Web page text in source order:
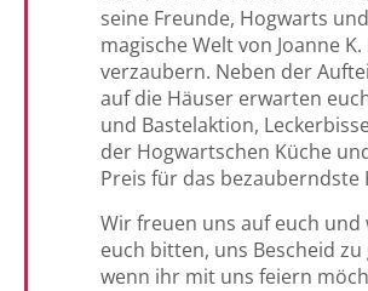
seine Freunde, Hogwarts
magische Welt von Joanne
verzaubern. Neben der
auf die Häuser erwarten
und Bastelaktion,
der Hogwartschen Küche
Preis für das bezauberndste
Wir freuen uns auf euch und
euch bitten, uns Bescheid zu
wenn ihr mit uns feiern